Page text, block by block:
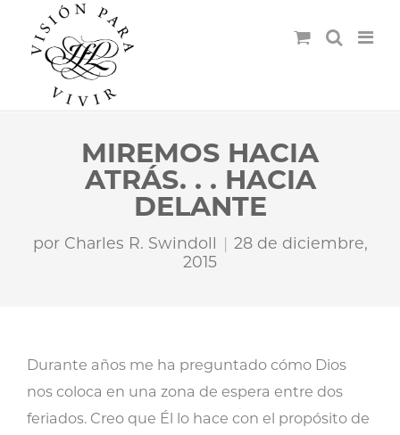
MIREMOS HACIA
ATRÁS. . . HACIA
DELANTE
por Charles R. Swindoll
28 de diciembre,
2015
Durante años me ha preguntado cómo Dios
nos coloca en una zona de espera entre dos
feriados. Creo que Él lo hace con el propósito de